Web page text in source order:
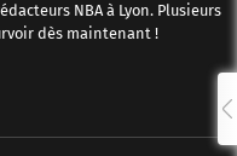
NBA à Lyon. Plusieurs
dès maintenant !